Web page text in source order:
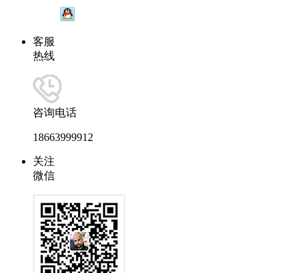
客服
热线
咨询电话
18663999912
关注
微信